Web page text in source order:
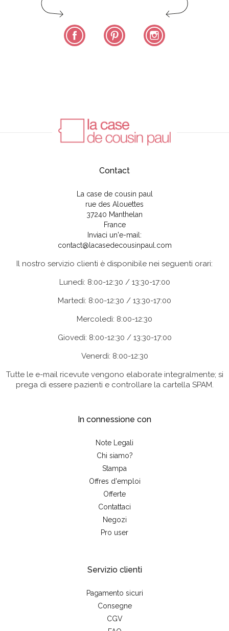
Facebook Pinterest
Contact
La case de cousin paul
rue des Alouettes
37240 Manthelan
France
Inviaci un'e-mail:
contact@lacasedecousinpaul.com
Il nostro servizio clienti è disponibile nei seguenti orari:
Lunedì: 8:00-12:30 / 13:30-17:00
Martedì: 8:00-12:30 / 13:30-17:00
Mercoledì: 8:00-12:30
Giovedì: 8:00-12:30 / 13:30-17:00
Venerdì: 8:00-12:30
Tutte le e-mail ricevute vengono elaborate integralmente; si
prega di essere pazienti e controllare la cartella SPAM.
In connessione con
Note Legali
Chi siamo?
Stampa
Offres d'emploi
Offerte
Contattaci
Negozi
Pro user
Servizio clienti
Pagamento sicuri
Consegne
CGV